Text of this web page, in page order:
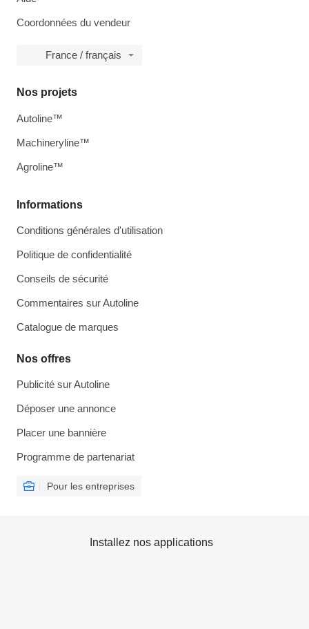
Coordonnées du vendeur
France / français
Informations
Conditions générales d'utilisation
Politique de confidentialité
Conseils de sécurité
Commentaires sur Autoline
Catalogue de marques
Nos offres
Publicité sur Autoline
Déposer une annonce
Placer une bannière
Programme de partenariat
Pour les entreprises
Nos projets
Autoline™
Machineryline™
Agroline™
Installez nos applications